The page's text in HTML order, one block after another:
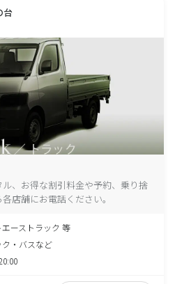
台
、お得な割引料金や予約、乗り捨
店舗にお電話ください。
エーストラック 等
ク・バスなど